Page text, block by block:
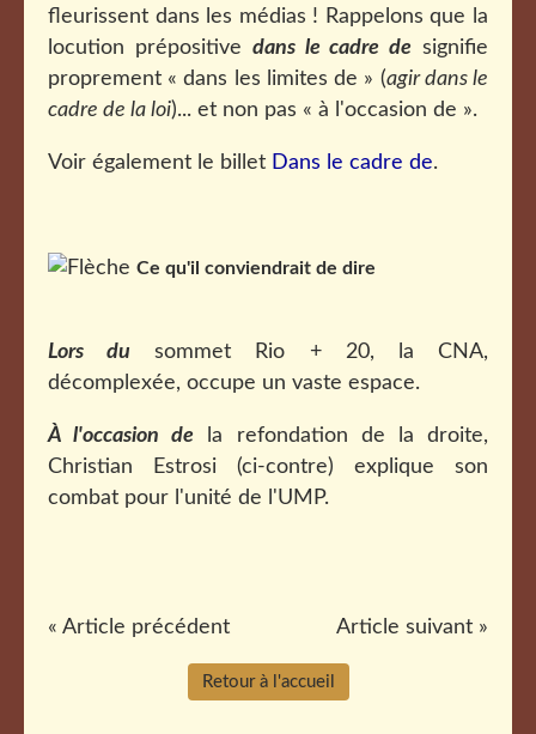
fleurissent dans les médias ! Rappelons que la
locution prépositive dans le cadre de signifie
proprement « dans les limites de » (agir dans le
cadre de la loi)... et non pas « à l'occasion de ».
Voir également le billet Dans le cadre de.
Ce qu'il conviendrait de dire
Lors du sommet Rio + 20, la CNA,
décomplexée, occupe un vaste espace.
À l'occasion de la refondation de la droite,
Christian Estrosi (ci-contre) explique son
combat pour l'unité de l'UMP.
« Article précédent Article suivant »
Retour à l'accueil